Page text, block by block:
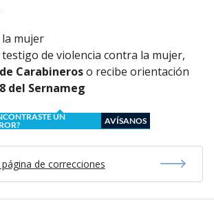
mujer
de violencia contra la mujer,
Carabineroso recibe orientación
del Sernameg
UN
AVÍSANOS
de correcciones